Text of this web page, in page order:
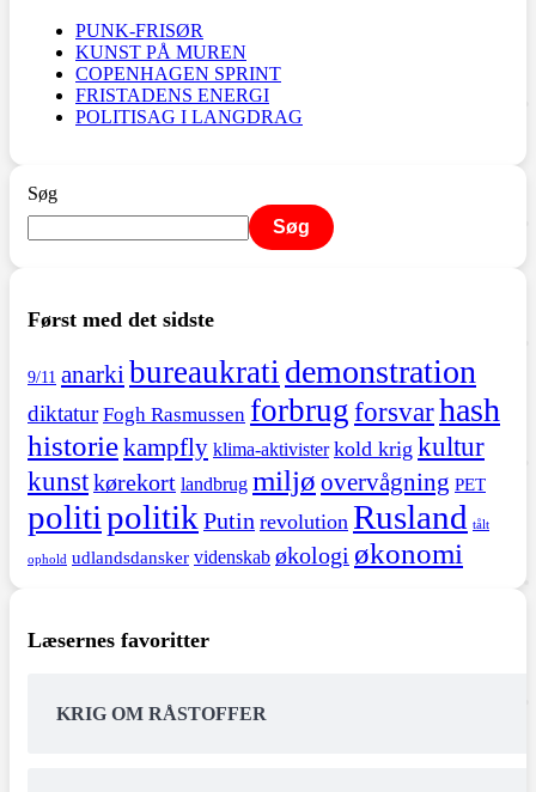
PUNK-FRISØR
KUNST PÅ MUREN
COPENHAGEN SPRINT
FRISTADENS ENERGI
POLITISAG I LANGDRAG
Søg
Søg
Først med det sidste
9/11 anarki bureaukrati demonstration
diktatur Fogh Rasmussen forbrugforsvarhash
historiekampfly klima-aktivister kold krig kultur
kunstkørekort landbrug miljø overvågning PET
politipolitik Putin revolution Rusland tålt
ophold udlandsdansker videnskab økologi økonomi
Læsernes favoritter
KRIG OM RÅSTOFFER